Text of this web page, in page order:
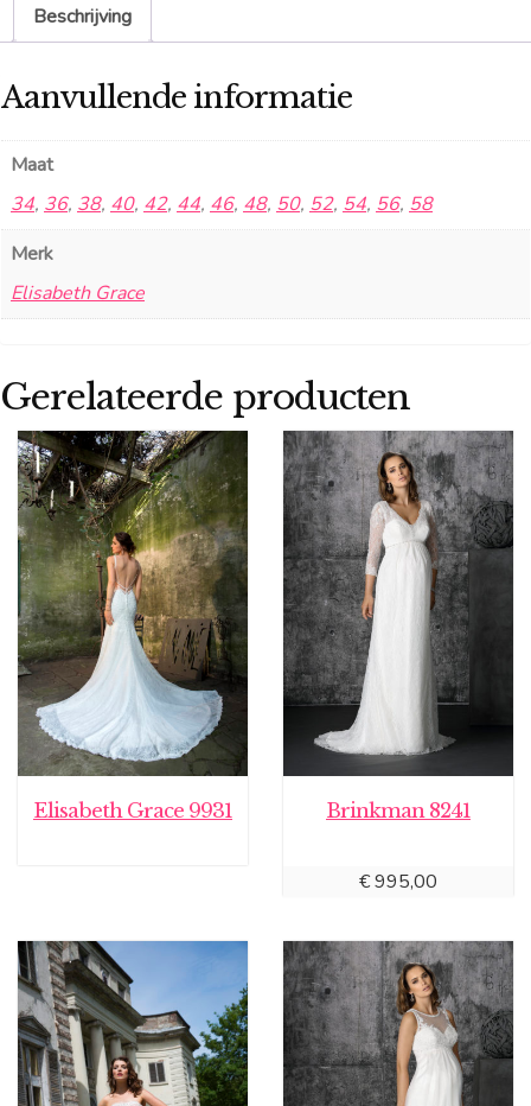
Beschrijving
Aanvullende informatie
Maat
34, 36, 38, 40, 42, 44, 46, 48, 50, 52, 54, 56, 58
Merk
Elisabeth Grace
Gerelateerde producten
Elisabeth Grace 9931 Brinkman 8241
€995,00